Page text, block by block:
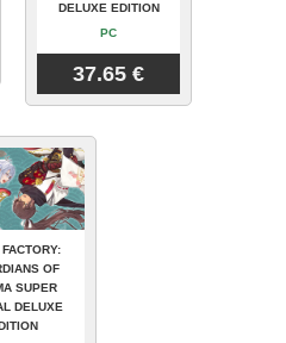
DELUXE EDITION
PC
37.65 €
OF
SUPER
DELUXE